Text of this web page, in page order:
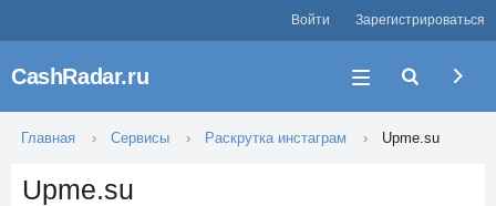
Войти Зарегистрироваться
CashRadar.ru
Главная Сервисы Раскрутка инстаграм Upme.su
Upme.su